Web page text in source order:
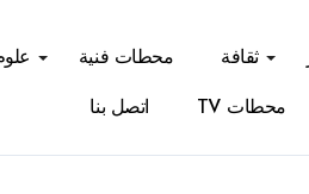
ثقافة محطات فنية
محطات TV اتصل بنا